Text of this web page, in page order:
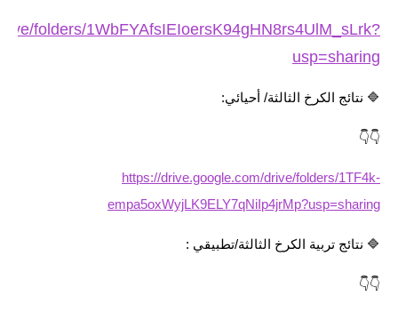
المرحلة الاعدادية
المرحلة الاعدادية
folders/1WbFYAfsIEIoersK94gHN8rs4UlM_sLrk?
usp=sharing
🔷 نتائج الكرخ الثالثة/ أحيائي:
👇👇
https://drive.google.com/drive/folders/1TF4k-
empa5oxWyjLK9ELY7qNiIp4jrMp?usp=sharing
🔷 نتائج تربية الكرخ الثالثة/تطبيقي :
👇👇